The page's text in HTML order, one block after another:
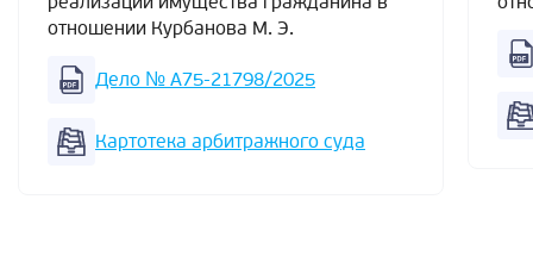
отношении Курбанова М. Э.
Дело № А75-21798/2025
Картотека арбитражного суда